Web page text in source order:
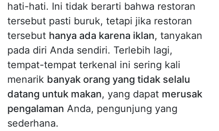
hati-hati. Ini tidak berarti bahwa restoran
tersebut pasti buruk, tetapi jika restoran
tersebut hanya ada karena iklan, tanyakan
pada diri Anda sendiri. Terlebih lagi,
tempat-tempat terkenal ini sering kali
menarik banyak orang yang tidak selalu
datang untuk makan, yang dapat merusak
pengalaman Anda, pengunjung yang
sederhana.